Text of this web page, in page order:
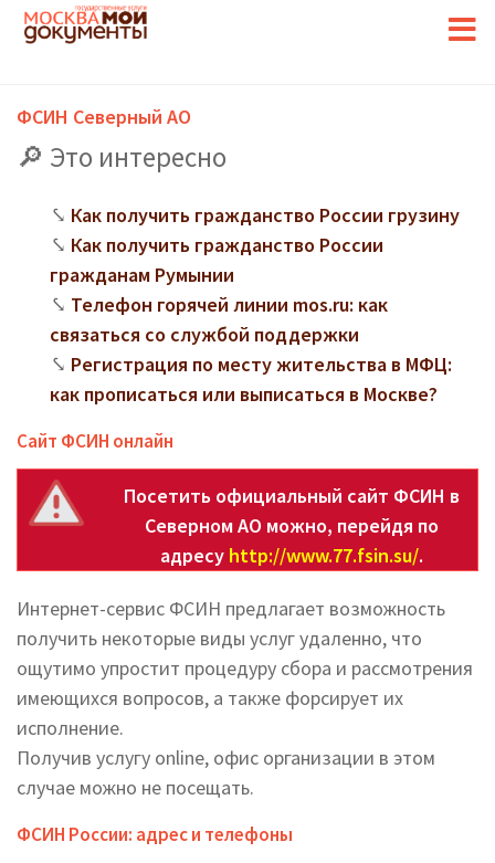
ФСИН Северный АО
Это интересно
Как получить гражданство России грузину
Как получить гражданство России
гражданам Румынии
Телефон горячей линии mos.ru: как
связаться со службой поддержки
Регистрация по месту жительства в МФЦ:
как прописаться или выписаться в Москве?
Сайт ФСИН онлайн
Посетить официальный сайт ФСИН в
Северном АО можно, перейдя по
адресу http://www.77.fsin.su/.
Интернет-сервис ФСИН предлагает возможность
получить некоторые виды услуг удаленно, что
ощутимо упростит процедуру сбора и рассмотрения
имеющихся вопросов, а также форсирует их
исполнение.
Получив услугу online, офис организации в этом
случае можно не посещать.
ФСИН России: адрес и телефоны